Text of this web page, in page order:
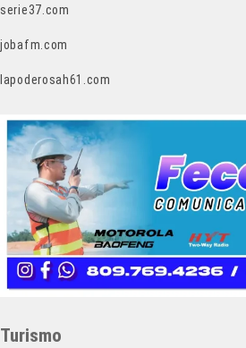
serie37.com
jobafm.com
lapoderosah61.com
Turismo